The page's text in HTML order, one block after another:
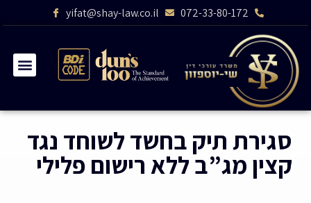
072-33-80-172
yifat@shay-law.co.il
סגירת תיק בחשד לשוחד נגד
קצין מג”ב ללא רישום פלילי